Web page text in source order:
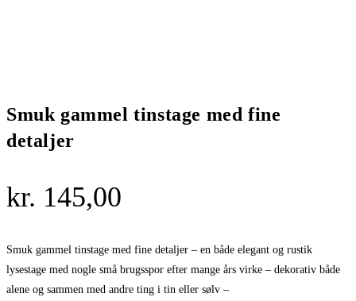
Smuk gammel tinstage med fine
detaljer
kr. 145,00
Smuk gammel tinstage med fine detaljer – en både elegant og rustik
lysestage med nogle små brugsspor efter mange års virke – dekorativ både
alene og sammen med andre ting i tin eller sølv –